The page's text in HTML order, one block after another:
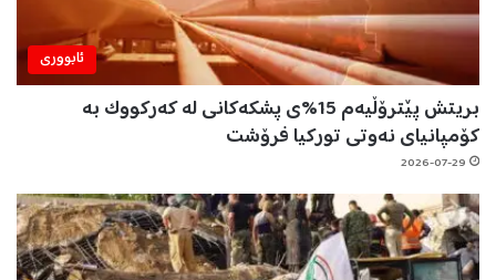
ئابووری
بریتش پێترۆڵیەم 15%ی پشکەکانی لە کەرکووک بە
کۆمپانیای نەوتی تورکیا فرۆشت
2026-07-29